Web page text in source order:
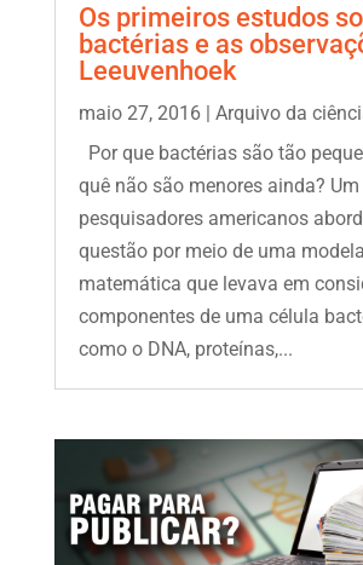
Os primeiros estudos
bactérias e as
Leeuvenhoek
maio 27, 2016| Arquivo da
Por que bactérias são tão
quê não são menores ainda?
pesquisadores americanos
questão por meio de uma
matemática que levava em
componentes de uma célula
como o DNA, proteínas,...